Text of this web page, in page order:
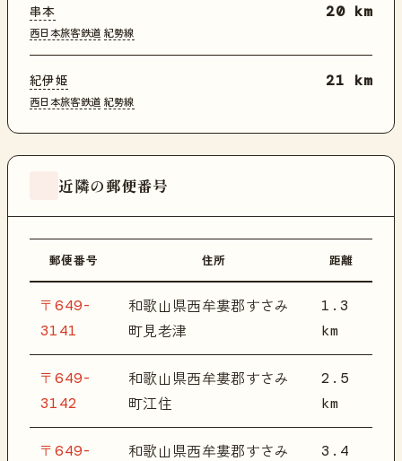
串本
西日本旅客鉄道 紀勢線
20 km
紀伊姫
西日本旅客鉄道 紀勢線
21 km
近隣の郵便番号
郵便番号 住所 距離
〒649-
3141
和歌山県西牟婁郡すさみ
町見老津
1.3
km
〒649-
3142
和歌山県西牟婁郡すさみ
町江住
2.5
km
〒649- 和歌山県西牟婁郡すさみ 3.4